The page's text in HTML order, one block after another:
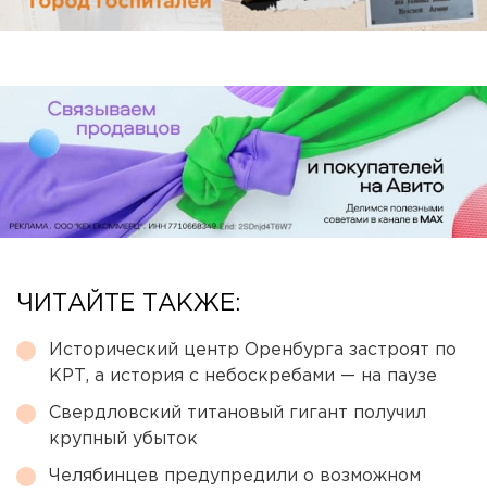
ЧИТАЙТЕ ТАКЖЕ:
Исторический центр Оренбурга застроят по
КРТ, а история с небоскребами — на паузе
Свердловский титановый гигант получил
крупный убыток
Челябинцев предупредили о возможном